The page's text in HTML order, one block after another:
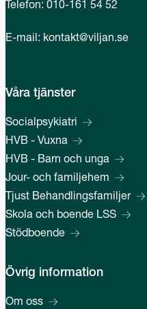
Telefon: 010-161 54 52
E-mail: kontakt@viljan.se
Våra tjänster
Socialpsykiatri
HVB - Vuxna
HVB - Barn och unga
Jour- och familjehem
Tjust Behandlingsfamiljer
Skola och boende LSS
Stödboende
Övrig information
Om oss